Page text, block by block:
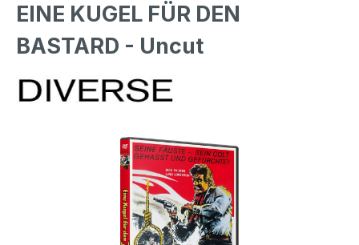
EINE KUGEL FÜR DEN
BASTARD - Uncut
Bildergalerie überspringen